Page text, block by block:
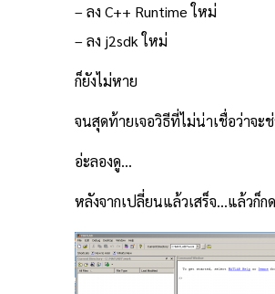
– ลง C++ Runtime ใหม่
– ลง j2sdk ใหม่
ก็ยังไม่หาย
จนสุดท้ายเจอวิธีที่ไม่น่าเชื่อว่าจ
อ่ะลองดู…
หลังจากเปลี่ยนแล้วเสร็จ…แล้วก็ก